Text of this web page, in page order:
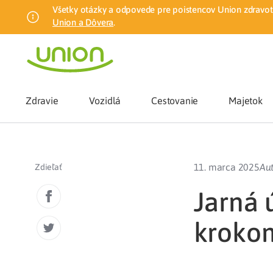
Všetky otázky a odpovede pre poistencov Union
Union a Dôvera.
Zdravie
Zmena
Union
Vozidlá Cestovanie Majetok
Zdieľať 11. marca 2025
Jarná